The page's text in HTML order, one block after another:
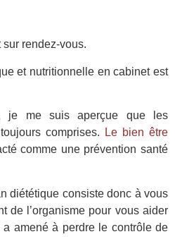
rendez-vous.
et nutritionnelle en cabinet est
je me suis aperçue que les
comprises.
Le bien être
comme une prévention santé
diététique consiste donc à vous
de l’organisme pour vous aider
amené à perdre le contrôle de